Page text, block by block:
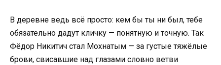
В деревне ведь всё просто: кем бы ты ни был, тебе
обязательно дадут кличку — понятную и точную. Так
Фёдор Никитич стал Мохнатым — за густые тяжёлые
брови, свисавшие над глазами словно ветви